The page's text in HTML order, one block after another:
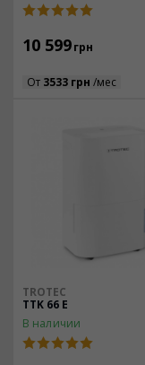
10 599грн
От 3533 грн /мес
TROTEC
TTK 66 E
В наличии